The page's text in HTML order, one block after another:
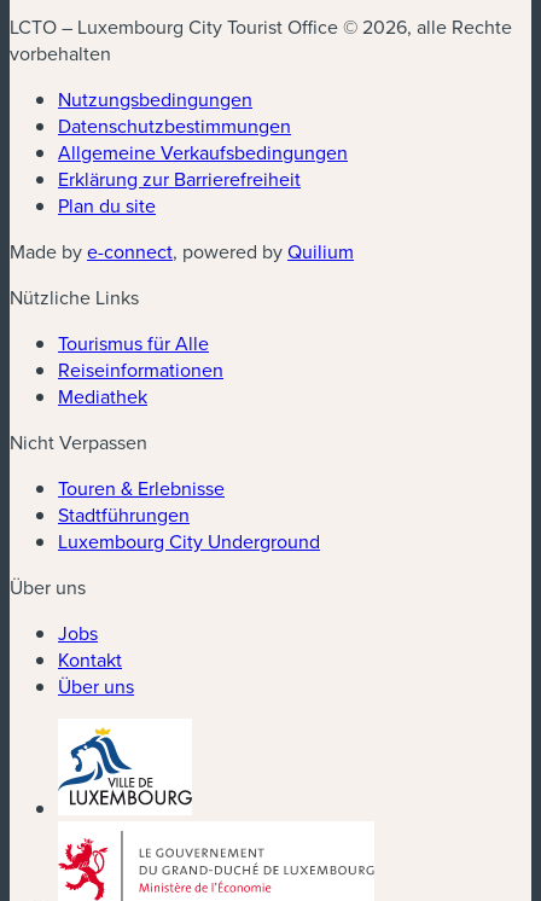
LCTO – Luxembourg City Tourist Office © 2026, alle Rechte
vorbehalten
Nutzungsbedingungen
Datenschutzbestimmungen
Allgemeine Verkaufsbedingungen
Erklärung zur Barrierefreiheit
Plan du site
Made bye-connect(neues Fenster)
, powered byQuilium
Nützliche Links
Tourismus für Alle
Reiseinformationen
Mediathek
Nicht Verpassen
Touren & Erlebnisse
Stadtführungen
Luxembourg City Underground
Über uns
Jobs
Kontakt
Über uns